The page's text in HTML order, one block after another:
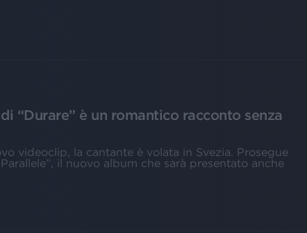
“Durare” è un romantico racconto senza
videoclip, la cantante è volata in Svezia. Prosegue
il nuovo album che sarà presentato anche